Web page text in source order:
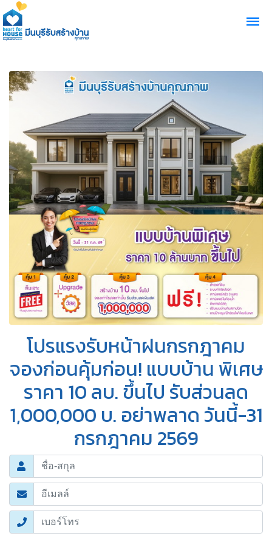
โปรแรงรับหน้าฝนกรกฎาคม
จองก่อนคุ้มก่อน! แบบบ้าน พิเศษ
ราคา 10 ลบ. ขึ้นไป รับส่วนลด
1,000,000 บ. อย่าพลาด วันนี้-31
กรกฎาคม 2569